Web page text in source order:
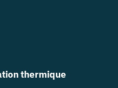
thermique